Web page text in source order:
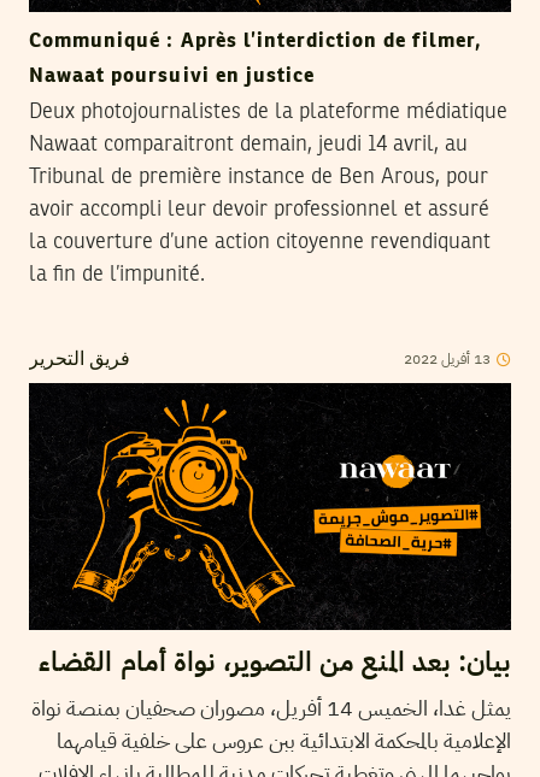
Communiqué : Après l’interdiction de filmer,
Nawaat poursuivi en justice
Deux photojournalistes de la plateforme médiatique
Nawaat comparaitront demain, jeudi 14 avril, au
Tribunal de première instance de Ben Arous, pour
avoir accompli leur devoir professionnel et assuré
la couverture d’une action citoyenne revendiquant
la fin de l’impunité.
فريق التحرير 13 أفريل2022
بيان: بعد المنع من التصوير، نواة أمام القضاء
يمثل غدا، الخميس 14 أفريل، مصوران صحفيان بمنصة نواة
الإعلامية بالمحكمة الابتدائية ببن عروس على خلفية قيامهما